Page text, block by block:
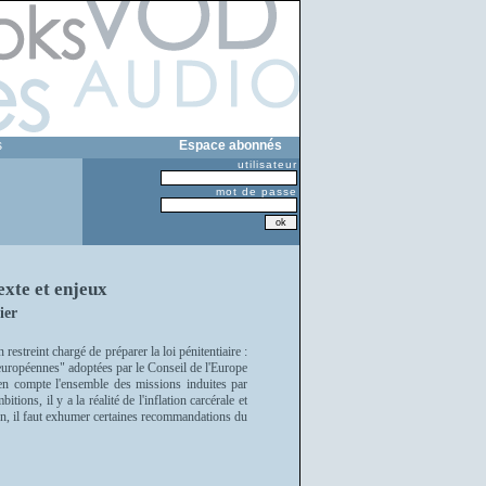
Espace abonnés
utilisateur
mot de passe
et enjeux
chargé de préparer la loi pénitentiaire :
adoptées par le Conseil de l'Europe
l'ensemble des missions induites par
il y a la réalité de l'inflation carcérale et
il faut exhumer certaines recommandations du